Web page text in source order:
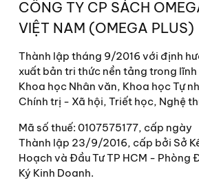
CÔNG TY CP SÁCH
VIỆT NAM (OMEGA PLUS)
Thành lập tháng 9/2016 với định
xuất bản tri thức nền tảng trong
Khoa học Nhân văn, Khoa học Tự
Chính trị - Xã hội, Triết học, Nghệ
Mã số thuế: 0107575177, cấp ngày
Thành lập 23/9/2016, cấp bởi Sở
Hoạch và Đầu Tư TP HCM - Phòng
Ký Kinh Doanh.